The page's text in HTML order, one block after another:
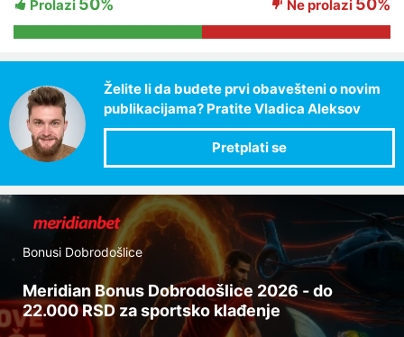
Prolazi 50% Ne prolazi 50%
Želite li da budete prvi obavešteni o novim
publikacijama? Pratite Vladica Aleksov
Bonusi Dobrodošlice
Meridian Bonus Dobrodošlice 2026 - do
22.000 RSD za sportsko klađenje